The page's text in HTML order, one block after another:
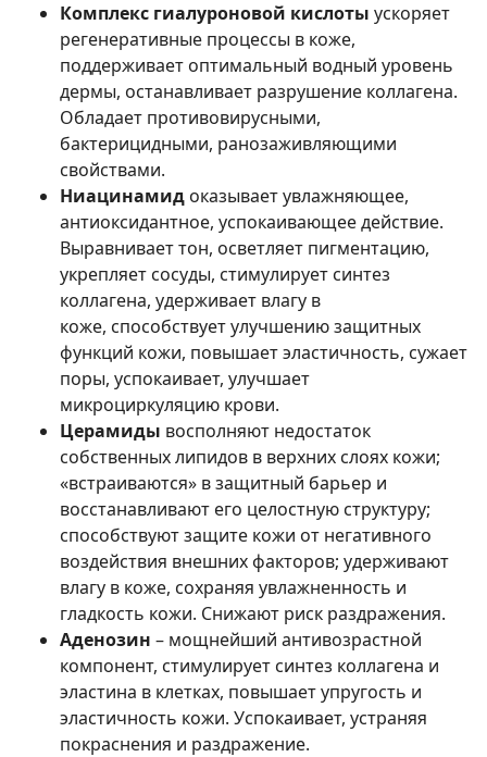
Комплекс гиалуроновой кислоты ускоряет
регенеративные процессы в коже,
поддерживает оптимальный водный уровень
дермы, останавливает разрушение коллагена.
Обладает противовирусными,
бактерицидными, ранозаживляющими
свойствами.
Ниацинамид оказывает увлажняющее,
антиоксидантное, успокаивающее действие.
Выравнивает тон, осветляет пигментацию,
укрепляет сосуды, стимулирует синтез
коллагена, удерживает влагу в
коже, способствует улучшению защитных
функций кожи, повышает эластичность, сужает
поры, успокаивает, улучшает
микроциркуляцию крови.
Церамиды восполняют недостаток
собственных липидов в верхних слоях кожи;
«встраиваются» в защитный барьер и
восстанавливают его целостную структуру;
способствуют защите кожи от негативного
воздействия внешних факторов; удерживают
влагу в коже, сохраняя увлажненность и
гладкость кожи. Снижают риск раздражения.
Аденозин – мощнейший антивозрастной
компонент, стимулирует синтез коллагена и
эластина в клетках, повышает упругость и
эластичность кожи. Успокаивает, устраняя
покраснения и раздражение.